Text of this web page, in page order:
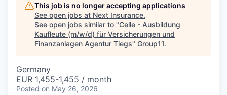
This job is no longer accepting applications
See open jobs at Next Insurance.
See open jobs similar to "Celle - Ausbildung
Kaufleute (m/w/d) für Versicherungen und
Finanzanlagen Agentur Tiegs" Group11.
Germany
EUR 1,455-1,455 / month
Posted on May 26, 2026